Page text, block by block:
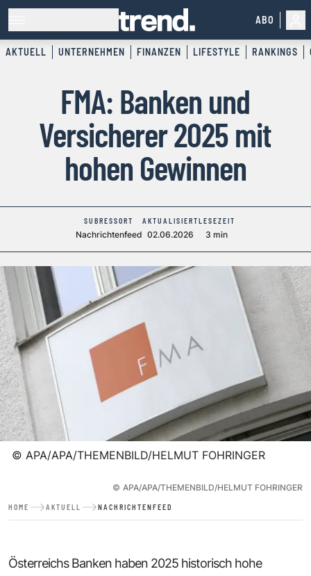
ABO
AKTUELL UNTERNEHMEN FINANZEN LIFESTYLE RANKINGS
FMA: Banken und
Versicherer 2025 mit
hohen Gewinnen
SUBRESSORT
Nachrichtenfeed
AKTUALISIERT
02.06.2026
LESEZEIT
3 min
© APA/APA/THEMENBILD/HELMUT FOHRINGER
© APA/APA/THEMENBILD/HELMUT FOHRINGER
HOME AKTUELL NACHRICHTENFEED
Österreichs Banken haben 2025 historisch hohe